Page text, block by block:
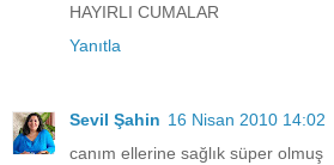
HAYIRLI CUMALAR
Yanıtla
Sevil Şahin 16 Nisan 2010 14:02
canım ellerine sağlık süper olmuş